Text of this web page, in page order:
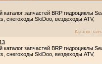
запчастей BRP гидроциклы
снегоходы SkiDoo, вездеходы ATV,
Каталог
запчастей BRP гидроциклы
снегоходы SkiDoo, вездеходы ATV,